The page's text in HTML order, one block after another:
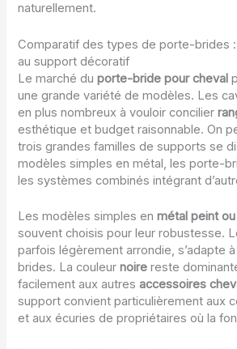
naturellement.
Comparatif des types de porte-brides
au support décoratif
Le marché duporte-bride pour cheval
une grande variété de modèles. Les
en plus nombreux à vouloir concilier
esthétique et budget raisonnable. On
trois grandes familles de supports se
modèles simples en métal, les porte-
les systèmes combinés intégrant
Les modèles simples enmétal peint
souvent choisis pour leur robustesse.
parfois légèrement arrondie, s’adapte
brides. La couleurnoire reste
facilement aux autresaccessoires
support convient particulièrement aux
et aux écuries de propriétaires où la